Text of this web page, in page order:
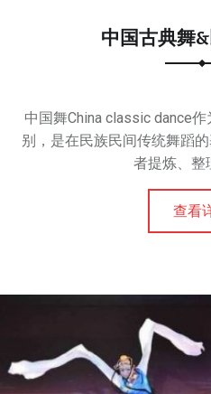
中国古典舞
中国舞China classic dance
别，是在民族民间传统舞蹈
者提炼、整
查看